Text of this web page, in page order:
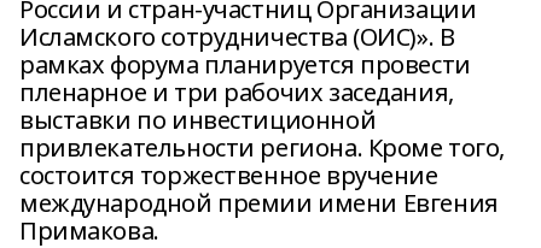
России и стран-участниц Организации
Исламского сотрудничества (ОИС)». В
рамках форума планируется провести
пленарное и три рабочих заседания,
выставки по инвестиционной
привлекательности региона. Кроме того,
состоится торжественное вручение
международной премии имени Евгения
Примакова.